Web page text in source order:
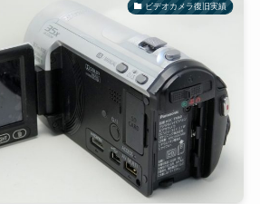
ビデオカメラ復旧実績